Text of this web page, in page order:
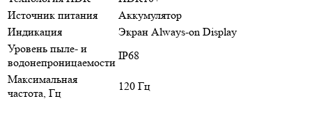
Источник питания
Аккумулятор
Индикация
Экран Always-on Display
Уровень пыле- и
водонепроницаемости
IP68
Максимальная
частота, Гц
120 Гц